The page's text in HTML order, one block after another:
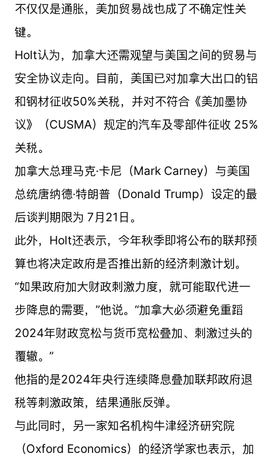
不仅仅是通胀，美加贸易战也成了不确定性关
键。
Holt认为，加拿大还需观望与美国之间的贸易与
安全协议走向。目前，美国已对加拿大出口的铝
和钢材征收50%关税，并对不符合《美加墨协
议》（CUSMA）规定的汽车及零部件征收 25%
关税。
加拿大总理马克·卡尼（Mark Carney）与美国
总统唐纳德·特朗普（Donald Trump）设定的最
后谈判期限为 7月21日。
此外，Holt还表示，今年秋季即将公布的联邦预
算也将决定政府是否推出新的经济刺激计划。
“如果政府加大财政刺激力度，就可能取代进一
步降息的需要，”他说。“加拿大必须避免重蹈
2024年财政宽松与货币宽松叠加、刺激过头的
覆辙。”
他指的是2024年央行连续降息叠加联邦政府退
税等刺激政策，结果通胀反弹。
与此同时，另一家知名机构牛津经济研究院
（Oxford Economics）的经济学家也表示，加